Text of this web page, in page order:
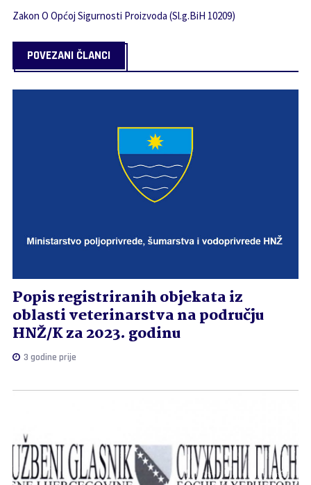
Zakon O Općoj Sigurnosti Proizvoda (Sl.g.BiH 10209)
POVEZANI ČLANCI
Popis registriranih objekata iz
oblasti veterinarstva na području
HNŽ/K za 2023. godinu
3 godine prije